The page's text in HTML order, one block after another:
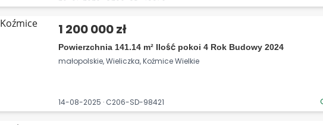
1 200 000 zł
Powierzchnia 141.14 m² Ilość pokoi 4 Rok Budowy 2024
małopolskie, Wieliczka, Koźmice Wielkie
14-08-2025 · C206-SD-98421